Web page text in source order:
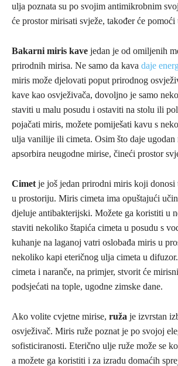
ulja poznata su po svojim antimikrobnim
će prostor mirisati svježe, također će pomoći
Bakarni miris kave jedan je od omiljenih
prirodnih mirisa. Ne samo da kava daje
miris može djelovati poput prirodnog
kave kao osvježivača, dovoljno je samo
staviti u malu posudu i ostaviti na stolu ili
pojačati miris, možete pomiješati kavu s
ulja vanilije ili cimeta. Osim što daje ugodan
apsorbira neugodne mirise, čineći prostor
Cimet je još jedan prirodni miris koji
u prostoriju. Miris cimeta ima opuštajući
djeluje antibakterijski. Možete ga koristiti u
staviti nekoliko štapića cimeta u posudu s
kuhanje na laganoj vatri oslobađa miris u
nekoliko kapi eteričnog ulja cimeta u
cimeta i naranče, na primjer, stvorit će
podsjećati na tople, ugodne zimske dane.
Ako volite cvjetne mirise, ruža je izvrstan
osvježivač. Miris ruže poznat je po svojoj
sofisticiranosti. Eterično ulje ruže može se
a možete ga koristiti i za izradu domaćih